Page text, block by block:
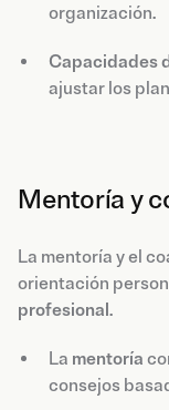
organización.
Capacidades
ajustar los
Mentoría y
La mentoría y el
orientación
profesional.
La mentoría
consejos